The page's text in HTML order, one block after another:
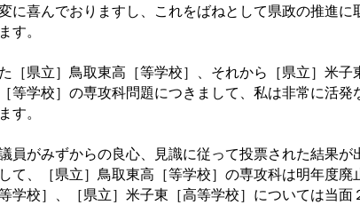
に喜んでおりますし、これをばねとして県政の推進に
す。
［県立］鳥取東高［等学校］、それから［県立］米子
等学校］の専攻科問題につきまして、私は非常に活発
す。
がみずからの良心、見識に従って投票された結果が
て、［県立］鳥取東高［等学校］の専攻科は明年度廃
学校］、［県立］米子東［高等学校］については当面